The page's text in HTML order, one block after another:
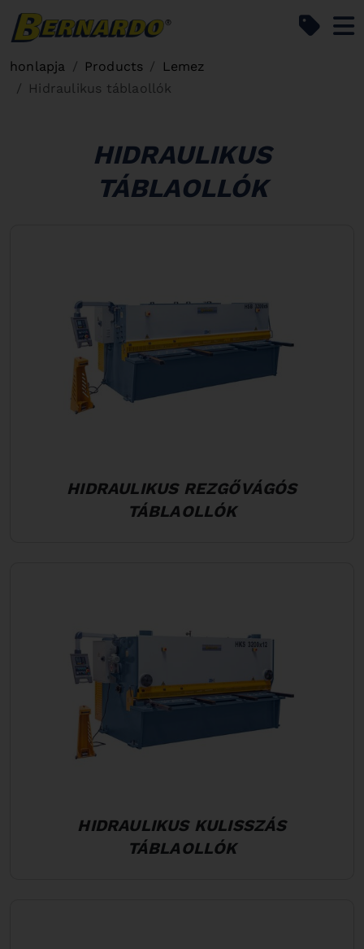
honlapja Products
Lemez
Hidraulikus táblaollók
HIDRAULIKUS
TÁBLAOLLÓK
HIDRAULIKUS REZGŐVÁGÓS
TÁBLAOLLÓK
HIDRAULIKUS KULISSZÁS
TÁBLAOLLÓK